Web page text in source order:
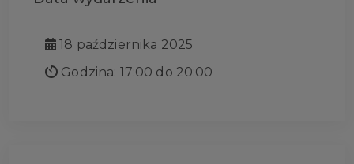
18 października 2025
Godzina: 17:00 do 20:00